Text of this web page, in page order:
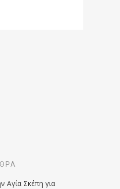
Αγία Σκέπη για